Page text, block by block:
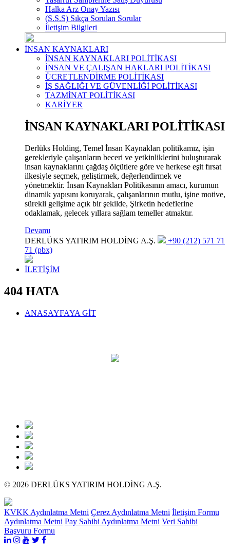
Halka Arz Onay Yazısı
(S.S.S) Sıkça Sorulan Sorular
İletişim Bilgileri
İNSAN KAYNAKLARI
İNSAN KAYNAKLARI POLİTİKASI
İNSAN VE ÇALIŞAN HAKLARI POLİTİKASI
ÜCRETLENDİRME POLİTİKASI
İŞ SAĞLIĞI VE GÜVENLİĞİ POLİTİKASI
TAZMİNAT POLİTİKASI
KARİYER
İNSAN KAYNAKLARI POLİTİKASI
Derlüks Holding, Temel İnsan Kaynakları politikamız, işin
gerekleriyle çalışanların beceri ve yetkinliklerini buluşturarak
insan kaynaklarını çağdaş ölçütlere göre ve herkese eşit fırsat
ilkesiyle seçmek, geliştirmek, değerlendirmek ve
yönetmektir. İnsan Kaynakları Politikasının amacı, kurumun
dinamik yapısını koruyarak, çalışanlarının mutlu, işine motive,
sürekli gelişime açık bir şekilde, Şirketin hedeflerine
odaklamak, gelecek yıllara sağlam temeller atmaktır.
Devamı
DERLÜKS YATIRIM HOLDİNG A.Ş.
+90 (212) 571 71
71 (pbx)
İLETİŞİM
404 HATA
ANASAYFAYA GİT
© 2026 DERLÜKS YATIRIM HOLDİNG A.Ş.
KVKK Aydınlatma Metni Çerez Aydınlatma Metni İletişim Formu
Aydınlatma Metni Pay Sahibi Aydınlatma Metni Veri Sahibi
Başvuru Formu